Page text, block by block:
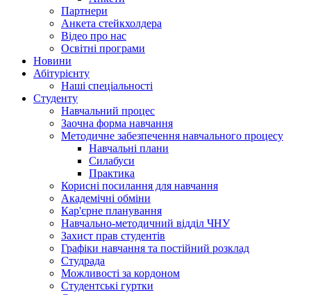
Партнери
Анкета стейкхолдера
Відео про нас
Освітні програми
Hовини
Абітурієнту
Наші спеціальності
Студенту
Навчальний процес
Заочна форма навчання
Методичне забезпечення навчального процесу
Навчальні плани
Силабуси
Практика
Корисні посилання для навчання
Академічні обміни
Кар'єрне планування
Навчально-методичний відділ ЧНУ
Захист прав студентів
Графіки навчання та постійний розклад
Студрада
Можливості за кордоном
Студентські гуртки